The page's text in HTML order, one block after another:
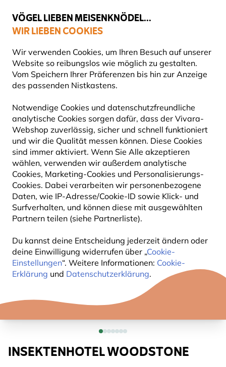
VÖGEL LIEBEN MEISENKNÖDEL...
WIR LIEBEN COOKIES
Wir verwenden Cookies, um Ihren Besuch auf unserer
Website so reibungslos wie möglich zu gestalten.
Vom Speichern Ihrer Präferenzen bis hin zur Anzeige
des passenden Nistkastens.
Notwendige Cookies und datenschutzfreundliche
analytische Cookies sorgen dafür, dass der Vivara-
Webshop zuverlässig, sicher und schnell funktioniert
und wir die Qualität messen können. Diese Cookies
sind immer aktiviert. Wenn Sie Alle akzeptieren
wählen, verwenden wir außerdem analytische
Cookies, Marketing-Cookies und Personalisierungs-
Cookies. Dabei verarbeiten wir personenbezogene
Daten, wie IP-Adresse/Cookie-ID sowie Klick- und
Surfverhalten, und können diese mit ausgewählten
Partnern teilen (siehe Partnerliste).
Du kannst deine Entscheidung jederzeit ändern oder
deine Einwilligung widerrufen über „Cookie-
Einstellungen“. Weitere Informationen: Cookie-
Erklärung und Datenschutzerklärung.
Top-bewertet in 11 Ländern
Gratis Versand ab 65 €
Produkte für Gartentiere
INSEKTENHOTEL WOODSTONE